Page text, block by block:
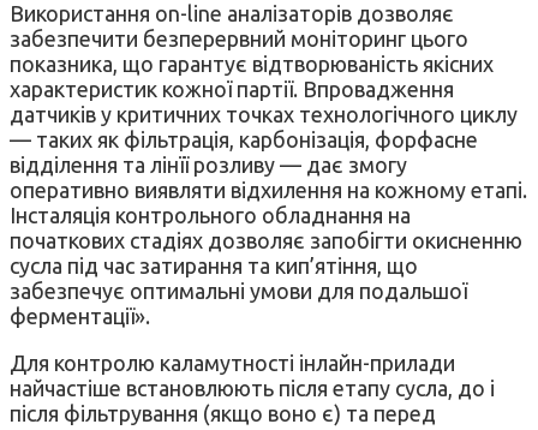
Використання on-line аналізаторів дозволяє
забезпечити безперервний моніторинг цього
показника, що гарантує відтворюваність якісних
характеристик кожної партії. Впровадження
датчиків у критичних точках технологічного циклу
— таких як фільтрація, карбонізація, форфасне
відділення та лінїї розливу — дає змогу
оперативно виявляти відхилення на кожному етапі.
Інсталяція контрольного обладнання на
початкових стадіях дозволяє запобігти окисненню
сусла під час затирання та кип’ятіння, що
забезпечує оптимальні умови для подальшої
ферментації».
Для контролю каламутності інлайн-прилади
найчастіше встановлюють після етапу сусла, до і
після фільтрування (якщо воно є) та перед